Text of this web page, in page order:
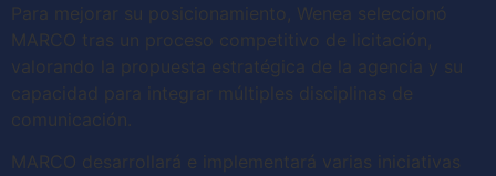
Para mejorar su posicionamiento, Wenea seleccionó
MARCO tras un proceso competitivo de licitación,
valorando la propuesta estratégica de la agencia y su
capacidad para integrar múltiples disciplinas de
comunicación.
MARCO desarrollará e implementará varias iniciativas